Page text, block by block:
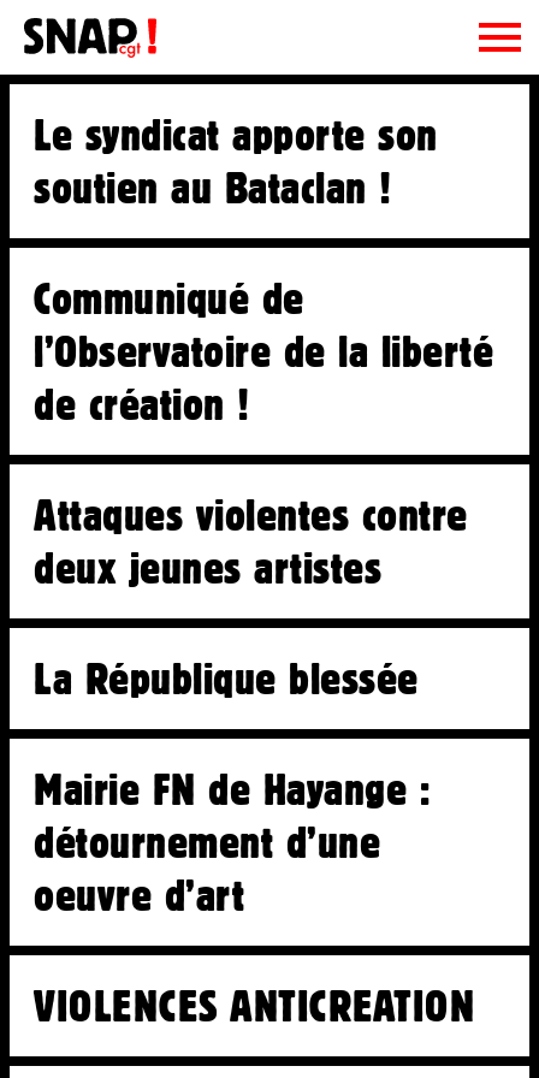
Le SNAP CGT
le SNAP CGT, c'est quoi ?
On fait quoi ?
La CE et le Bureau
La CGT
Syndi-quoi ?
Régions
Adhésion
Podcasts
Fiches pratiques
Liens utiles
Archives
Contact
Newsletter
Actualités
Droits d’auteurs
Solidarités
Fiscalité
Libertés
Économies
Ateliers
Écoles d’art
Le syndicat apporte son
soutien au Bataclan !
Communiqué de
l’Observatoire de la liberté
de création !
Attaques violentes contre
deux jeunes artistes
La République blessée
Mairie FN de Hayange :
détournement d’une
oeuvre d’art
VIOLENCES ANTICREATION